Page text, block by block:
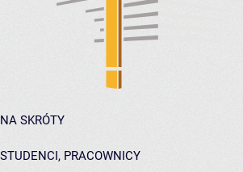
NA SKRÓTY
STUDENCI, PRACOWNICY